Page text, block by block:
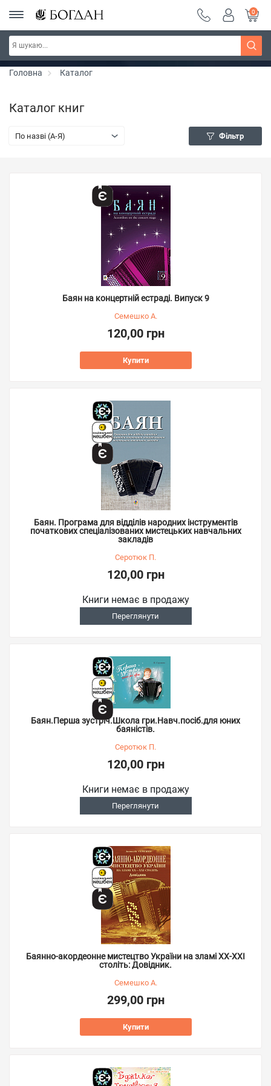
РОЗПРОДАЖ ~ 150 грн ~ 200 грн ~ 250 грн ~
300 грн ~ РОЗПРОДАЖ
Дізнатись більше
0
Головна Каталог
Каталог книг
По назві (A-Я) Фільтр
Баян на концертній естраді. Випуск 9
Семешко А.
120,00 грн
Купити
Баян. Програма для відділів народних інструментів
початкових спеціалізованих мистецьких навчальних
закладів
Серотюк П.
120,00 грн
Книги немає в продажу
Переглянути
Баян.Перша зустріч.Школа гри.Навч.посіб.для юних
баяністів.
Серотюк П.
120,00 грн
Книги немає в продажу
Переглянути
Баянно-акордеонне мистецтво України на зламі ХХ-ХХІ
століть: Довідник.
Семешко А.
299,00 грн
Купити